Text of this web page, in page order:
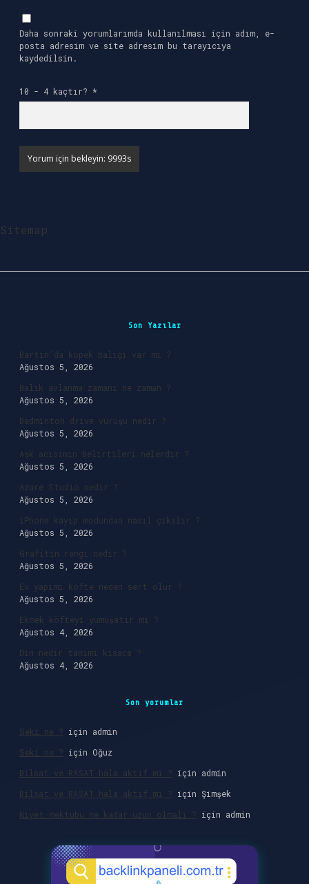
Daha sonraki yorumlarımda kullanılması için adım, e-
posta adresim ve site adresim bu tarayıcıya
kaydedilsin.
10 - 4 kaçtır? *
Sitemap
Son Yazılar
Bartın’da köpek balığı var mı ?
Ağustos 5, 2026
Balık avlanma zamanı ne zaman ?
Ağustos 5, 2026
Badminton drive vuruşu nedir ?
Ağustos 5, 2026
Aşk acısının belirtileri nelerdir ?
Ağustos 5, 2026
Azure Studio nedir ?
Ağustos 5, 2026
iPhone kayıp modundan nasıl çıkılır ?
Ağustos 5, 2026
Grafitin rengi nedir ?
Ağustos 5, 2026
Ev yapımı köfte neden sert olur ?
Ağustos 5, 2026
Ekmek köfteyi yumuşatır mı ?
Ağustos 4, 2026
Din nedir tanımı kısaca ?
Ağustos 4, 2026
Son yorumlar
Seki ne ? için admin
Seki ne ? için Oğuz
Bilsat ve RASAT hala aktif mi ? için admin
Bilsat ve RASAT hala aktif mi ? için Şimşek
Niyet mektubu ne kadar uzun olmalı ? için admin